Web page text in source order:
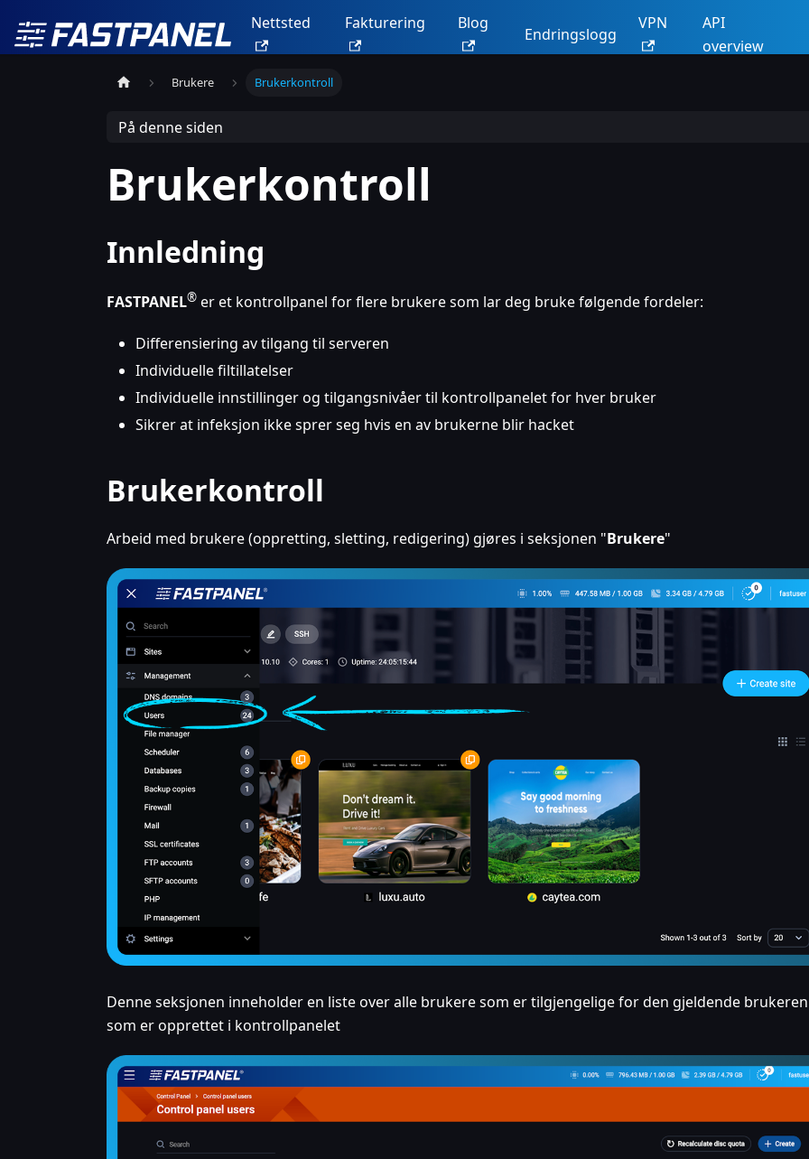
Nettsted Fakturering Blog
Endringslogg
VPN
API
overview
Brukere Brukerkontroll
På denne siden
Brukerkontroll
Innledning
FASTPANEL® er et kontrollpanel for flere brukere som lar deg bruke følgende fordeler:
Differensiering av tilgang til serveren
Individuelle filtillatelser
Individuelle innstillinger og tilgangsnivåer til kontrollpanelet for hver bruker
Sikrer at infeksjon ikke sprer seg hvis en av brukerne blir hacket
Brukerkontroll
Arbeid med brukere (oppretting, sletting, redigering) gjøres i seksjonen "Brukere"
Denne seksjonen inneholder en liste over alle brukere som er tilgjengelige for den gjeldende
som er opprettet i kontrollpanelet